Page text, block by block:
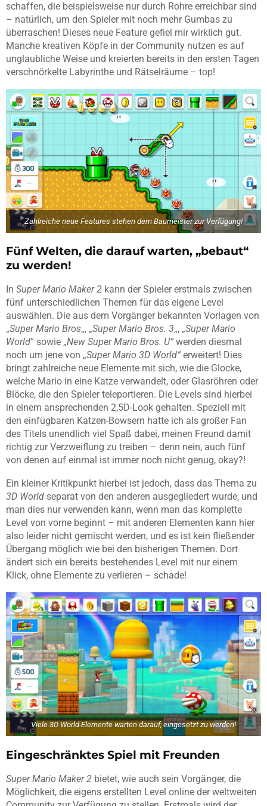
schaffen, die beispielsweise nur durch Rohre erreichbar sind
– natürlich, um den Spieler mit noch mehr Gumbas zu
überraschen! Dieses neue Feature gefiel mir wirklich gut.
Manche kreativen Köpfe in der Community nutzen es auf
unglaubliche Weise und kreierten bereits in den ersten Tagen
verschnörkelte Labyrinthe und Rätselräume – top!
Zahlreiche neue Features stehen dem Baumeister zur Verfügung!
Fünf Welten, die darauf warten, „bebaut“
zu werden!
In Super Mario Maker 2 kann der Spieler erstmals zwischen
fünf unterschiedlichen Themen für das eigene Level
auswählen. Die aus dem Vorgänger bekannten Vorlagen von
„Super Mario Bros„, „Super Mario Bros. 3„, „Super Mario
World“ sowie „New Super Mario Bros. U“werden diesmal
noch um jene von „Super Mario 3D World“erweitert! Dies
bringt zahlreiche neue Elemente mit sich, wie die Glocke,
welche Mario in eine Katze verwandelt, oder Glasröhren oder
Blöcke, die den Spieler teleportieren. Die Levels sind hierbei
in einem ansprechenden 2,5D-Look gehalten. Speziell mit
den einfügbaren Katzen-Bowsern hatte ich als großer Fan
des Titels unendlich viel Spaß dabei, meinen Freund damit
richtig zur Verzweiflung zu treiben – denn nein, auch fünf
von denen auf einmal ist immer noch nicht genug, okay?!
Ein kleiner Kritikpunkt hierbei ist jedoch, dass das Thema zu
3D World separat von den anderen ausgegliedert wurde, und
man dies nur verwenden kann, wenn man das komplette
Level von vorne beginnt – mit anderen Elementen kann hier
also leider nicht gemischt werden, und es ist kein fließender
Übergang möglich wie bei den bisherigen Themen. Dort
ändert sich ein bereits bestehendes Level mit nur einem
Klick, ohne Elemente zu verlieren – schade!
Viele 3D World-Elemente warten darauf, eingesetzt zu werden!
Eingeschränktes Spiel mit Freunden
Super Mario Maker 2 bietet, wie auch sein Vorgänger, die
Möglichkeit, die eigens erstellten Level online der weltweiten